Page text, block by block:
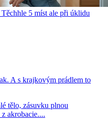
5 míst ale při úklidu
A s krajkovým prádlem to
tělo, zásuvku plnou
akrobacie....